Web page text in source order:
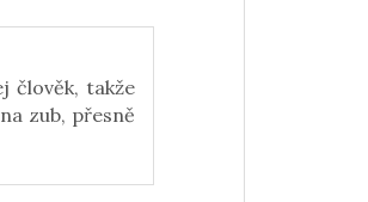
člověk, takže
zub, přesně